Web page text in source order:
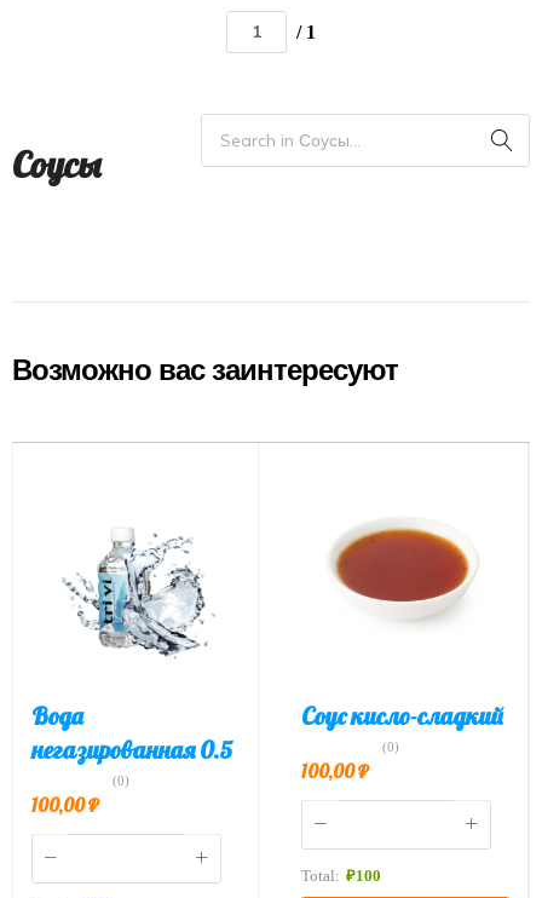
/ 1
Соусы
Возможно вас заинтересуют
Вода
негазированная 0.5
(0)
100,00₽
Соус кисло-сладкий
(0)
100,00₽
Total: ₽100